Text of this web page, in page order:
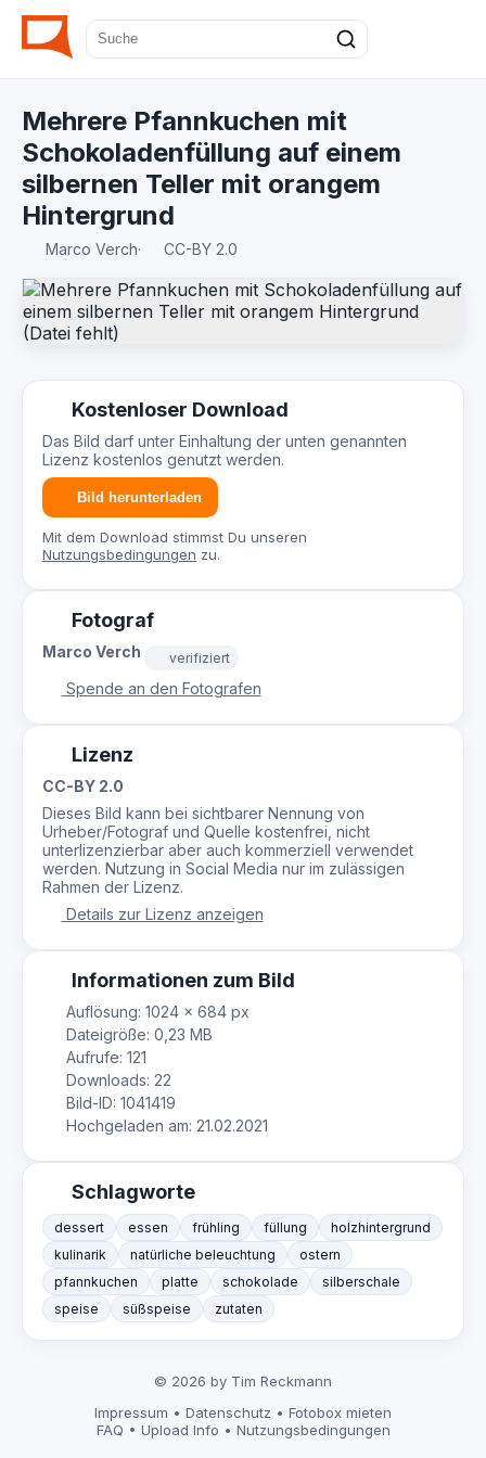
Mehrere Pfannkuchen mit
Schokoladenfüllung auf einem
silbernen Teller mit orangem
Hintergrund
Marco Verch· CC-BY 2.0
Kostenloser Download
Das Bild darf unter Einhaltung der unten genannten
Lizenz kostenlos genutzt werden.
Bild herunterladen
Mit dem Download stimmst Du unseren
Nutzungsbedingungen zu.
Fotograf
Marco Verch verifiziert
Spende an den Fotografen
Lizenz
CC-BY 2.0
Dieses Bild kann bei sichtbarer Nennung von
Urheber/Fotograf und Quelle kostenfrei, nicht
unterlizenzierbar aber auch kommerziell verwendet
werden. Nutzung in Social Media nur im zulässigen
Rahmen der Lizenz.
Details zur Lizenz anzeigen
Informationen zum Bild
Auflösung: 1024 × 684 px
Dateigröße: 0,23 MB
Aufrufe: 121
Downloads: 22
Bild-ID: 1041419
Hochgeladen am: 21.02.2021
Schlagworte
dessert essen frühling füllung
holzhintergrund
kulinarik
natürliche beleuchtung
ostern
pfannkuchen
platte schokolade
silberschale
speise
süßspeise zutaten
© 2026 by Tim Reckmann
Impressum • Datenschutz • Fotobox mieten
FAQ • Upload Info • Nutzungsbedingungen